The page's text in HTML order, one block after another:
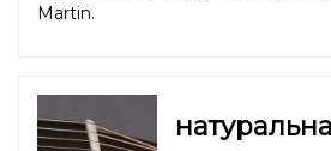
Martin.